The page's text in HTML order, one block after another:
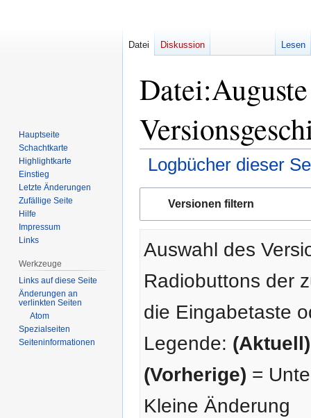
Logbücher dieser
NavigationVersionen filtern
Auswahl des
Radiobuttons der
die Eingabetaste
Legende: (Aktuell)
(Vorherige) =
Kleine Änderung
Datei Diskussion Lesen
Hauptseite
Schachtkarte
Highlightkarte
Einstieg
Letzte Änderungen
Zufällige Seite
Hilfe
Impressum
Links
Werkzeuge
Links auf diese Seite
Änderungen an
verlinkten Seiten
Atom
Spezialseiten
Seiten­­informationen